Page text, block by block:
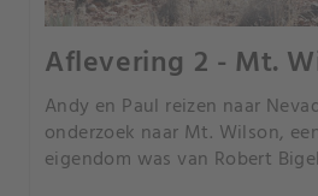
Aflevering 2 - Mt.
Andy en Paul reizen naar
onderzoek naar Mt. Wilson,
eigendom was van Robert